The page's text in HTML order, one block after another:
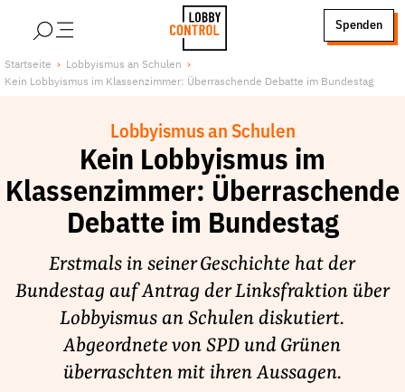
LobbyControl
StartSeite
Spenden
Über uns
Finanzierung
Jobs
Publikationen und Material
Unsere Schwerpunkte
Lobbykontrolle und Regeln
Lobbyismus und Klima
Macht der Digitalkonzerne
Spenden & Fördern
Startseite
Lobbyismus an Schulen
Kein Lobbyismus im Klassenzimmer: Überraschende Debatte im Bundestag
Lobbyismus an Schulen
Kein Lobbyismus im
Klassenzimmer: Überraschende
Debatte im Bundestag
Erstmals in seiner Geschichte hat der
Bundestag auf Antrag der Linksfraktion über
Lobbyismus an Schulen diskutiert.
Abgeordnete von SPD und Grünen
überraschten mit ihren Aussagen.